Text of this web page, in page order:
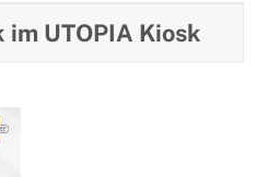
im UTOPIA Kiosk